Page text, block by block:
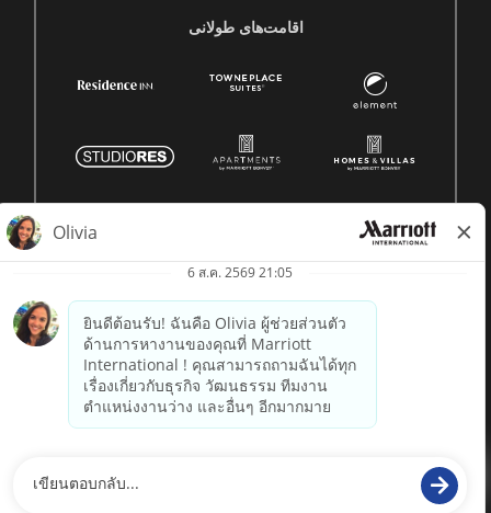
اقامت‌های طولانی
กรรมสิทธิ์ของ Marriott
paradox.ai